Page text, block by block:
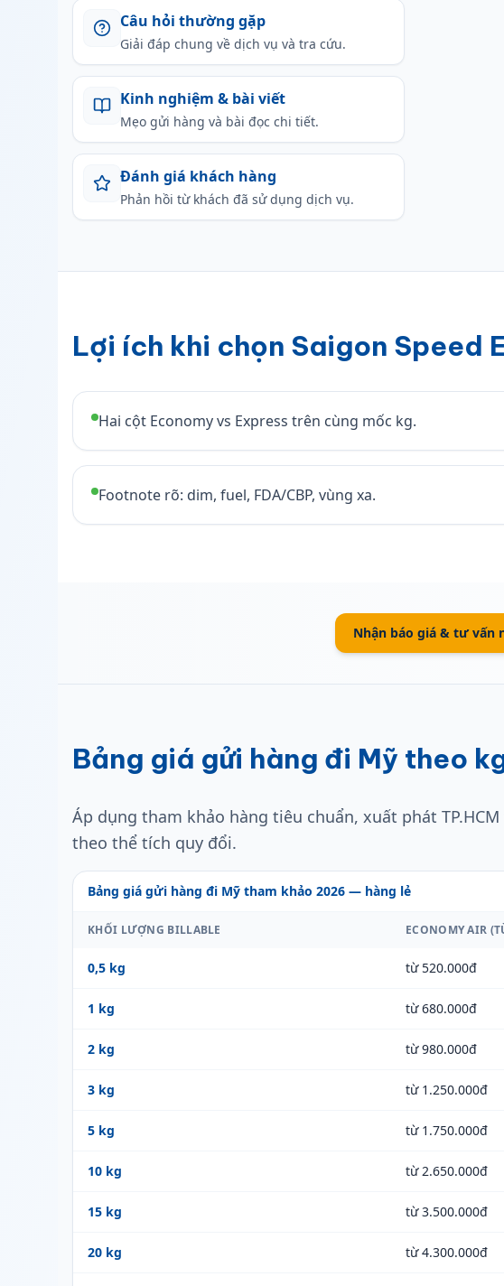
Câu hỏi thường gặp
Giải đáp chung về dịch vụ và tra cứu.
Kinh nghiệm & bài viết
Mẹo gửi hàng và bài đọc chi tiết.
Đánh giá khách hàng
Phản hồi từ khách đã sử dụng dịch vụ.
Lợi ích khi chọn Saigon Speed
Hai cột Economy vs Express trên cùng mốc kg.
Footnote rõ: dim, fuel, FDA/CBP, vùng xa.
Nhận báo giá & tư vấn
Bảng giá gửi hàng đi Mỹ theo
Áp dụng tham khảo hàng tiêu chuẩn, xuất phát
theo thể tích quy đổi.
Bảng giá gửi hàng đi Mỹ tham khảo 2026 — hàng lẻ
KHỐI LƯỢNG BILLABLE ECONOMY AIR
0,5 kg từ 520.000đ
1 kg từ 680.000đ
2 kg từ 980.000đ
3 kg từ 1.250.000đ
5 kg từ 1.750.000đ
10 kg từ 2.650.000đ
15 kg từ 3.500.000đ
20 kg từ 4.300.000đ